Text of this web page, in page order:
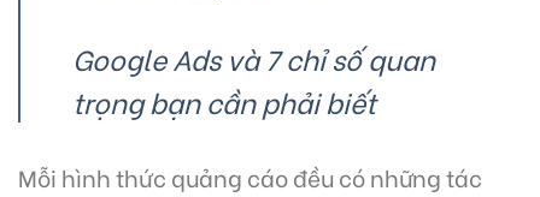
Google Ads và 7 chỉ số quan
trọng bạn cần phải biết
Mỗi hình thức quảng cáo đều có những tác